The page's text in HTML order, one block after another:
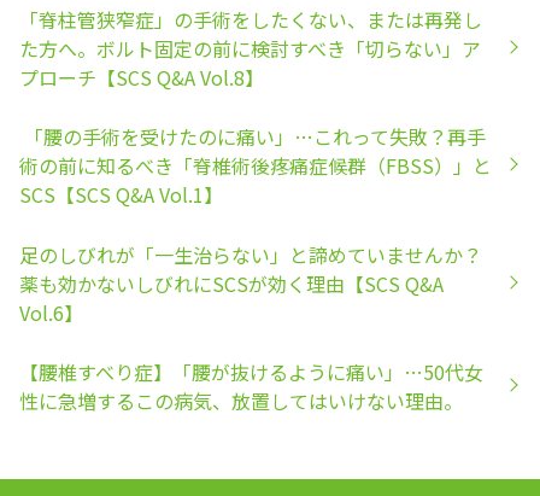
「脊柱管狭窄症」の手術をしたくない、または再発し
た方へ。ボルト固定の前に検討すべき「切らない」ア
プローチ【SCS Q&A Vol.8】
「腰の手術を受けたのに痛い」…これって失敗？再手
術の前に知るべき「脊椎術後疼痛症候群（FBSS）」と
SCS【SCS Q&A Vol.1】
足のしびれが「一生治らない」と諦めていませんか？
薬も効かないしびれにSCSが効く理由【SCS Q&A
Vol.6】
【腰椎すべり症】「腰が抜けるように痛い」…50代女
性に急増するこの病気、放置してはいけない理由。